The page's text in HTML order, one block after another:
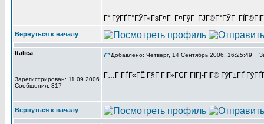
Г“ ГўГҐГ°ГЎГ«ГѕГ¤Г Г¤ГўГ ГЈГ®Г°ГЎГ
Вернуться к началу
Italica
Зарегистрирован: 11.09.2006
Сообщения: 317
Добавлено: Четверг, 14 Сентябрь 2006, 16:25:49
Г…Г¦ГҐГ«ГЁ Г§Г ГІГ»ГЄГ ГІГј-ГІГ® ГўГ±ГҐ
Вернуться к началу